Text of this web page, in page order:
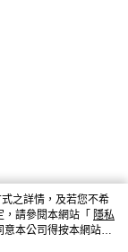
之詳情，及若您不希
請參閱本網站「 隱私
意本公司得按本網站使